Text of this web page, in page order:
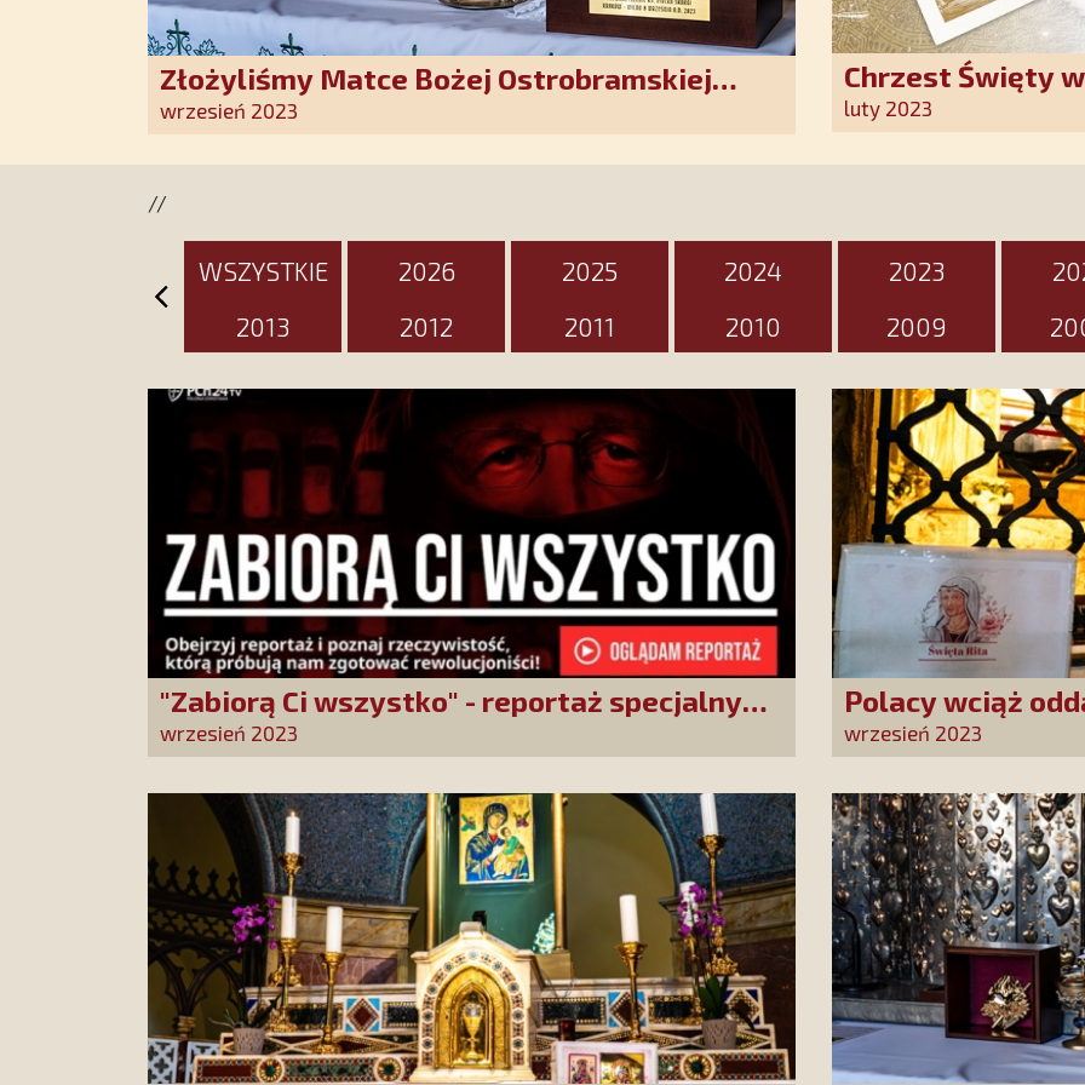
Złożyliśmy Matce Bożej Ostrobramskiej
pozłacane wotum
wrzesień 2023
Chrzest Święty
Kościoła. Nasz
luty 2023
//
WSZYSTKIE 2026 2025 2024 2023
2013
2012 2011 2010 2009
"Zabiorą Ci wszystko" - reportaż specjalny
PCh24TV
wrzesień 2023
Polacy wciąż
wrzesień 2023